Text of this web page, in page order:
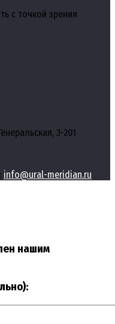
с точкой зрения
3-201
info@ural-meridian.ru
нашим